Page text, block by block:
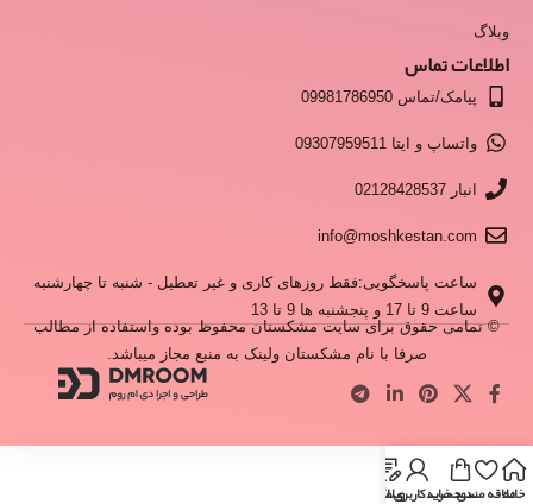
وبلاگ
اطلاعات تماس
پیامک/تماس 09981786950
واتساپ و ایتا 09307959511
انبار 02128428537
info@moshkestan.com
ساعت پاسخگویی:فقط روزهای کاری و غیر تعطیل - شنبه تا چهارشنبه
ساعت 9 تا 17 و پنجشنبه ها 9 تا 13
© تمامی حقوق برای سایت مشکستان محفوظ بوده واستفاده از مطالب
صرفا با نام مشکستان ولینک به منبع مجاز میباشد.
خانهعلاقه مندیسبد خرید
حساب کاربری من
وبلاگ